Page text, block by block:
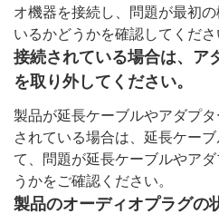
オ機器を接続し、問題が最初
いるかどうかを確認してくださ
接続されている場合は、ア
を取り外してください。
製品が延長ケーブルやアダプ
されている場合は、延長ケー
て、問題が延長ケーブルやア
うかをご確認ください。
製品のオーディオプラグの